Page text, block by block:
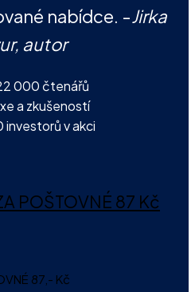
nabídce. -Jirka
autor
000 čtenářů
a zkušeností
investorů v akci
POŠTOVNÉ 87 Kč
87,- Kč